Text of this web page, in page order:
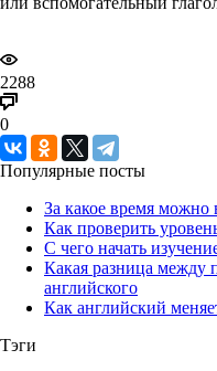
2288
0
Популярные посты
За какое время можно
Как проверить
С чего начать
Какая разница между
английского
Как английский
Тэги